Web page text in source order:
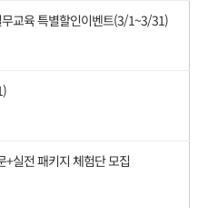
교육 특별할인이벤트(3/1~3/31)
실전 패키지 체험단 모집